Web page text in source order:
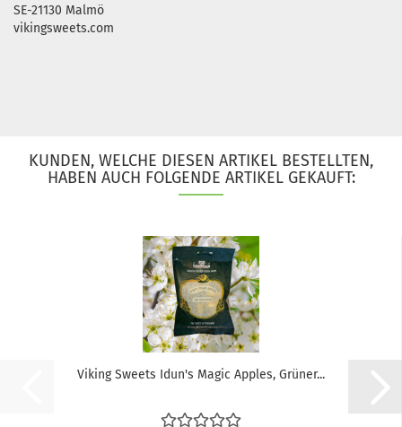
SE-21130 Malmö
vikingsweets.com
KUNDEN, WELCHE DIESEN ARTIKEL BESTELLTEN,
HABEN AUCH FOLGENDE ARTIKEL GEKAUFT:
Viking Sweets Idun's Magic Apples, Grüner...